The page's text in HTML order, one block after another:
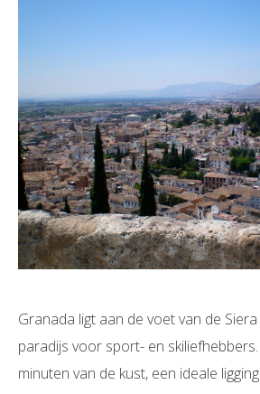
Granada ligt aan de voet van de
paradijs voor sport- en
minuten van de kust, een ideale